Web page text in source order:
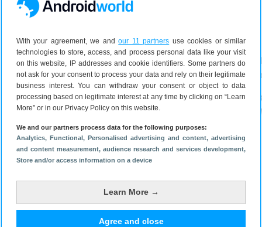
With your agreement, we andour 11 partners use cookies or similar
technologies to store, access, and process personal data like your visit
on this website, IP addresses and cookie identifiers. Some partners do
not ask for your consent to process your data and rely on their legitimate
business interest. You can withdraw your consent or object to data
processing based on legitimate interest at any time by clicking on “Learn
More” or in our Privacy Policy on this website.
We and our partners process data for the following purposes:
Analytics, Functional, Personalised advertising and content, advertising
and content measurement, audience research and services development,
Store and/or access information on a device
Learn More →
Agree and close
Zo installeer je de Google Home
Speaker in een paar minuten
Heb je een
waarom